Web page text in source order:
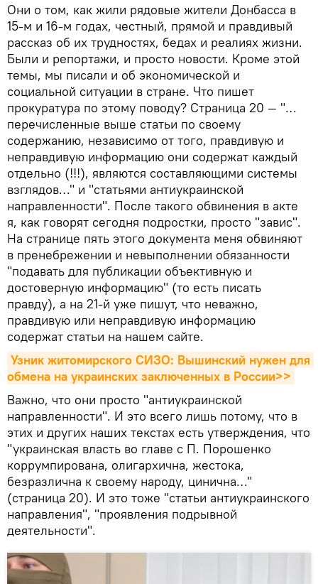
Они о том, как жили рядовые жители Донбасса в
15-м и 16-м годах, честный, прямой и правдивый
рассказ об их трудностях, бедах и реалиях жизни.
Были и репортажи, и просто новости. Кроме этой
темы, мы писали и об экономической и
социальной ситуации в стране. Что пишет
прокуратура по этому поводу? Страница 20 — "…
перечисленные выше статьи по своему
содержанию, независимо от того, правдивую и
неправдивую информацию они содержат каждый
отдельно (!!!), являются составляющими системы
взглядов…" и "статьями антиукраинской
направленности". После такого обвинения в акте
я, как говорят сегодня подростки, просто "завис".
На странице пять этого документа меня обвиняют
в пренебрежении и невыполнении обязанности
"подавать для публикации объективную и
достоверную информацию" (то есть писать
правду), а на 21-й уже пишут, что неважно,
правдивую или неправдивую информацию
содержат статьи на нашем сайте.
Узник житомирского СИЗО: Вышинский нужен для
обмена на украинских заключенных в России>>
Важно, что они просто "антиукраинской
направленности". И это всего лишь потому, что в
этих и других наших текстах есть утверждения, что
"украинская власть во главе с П. Порошенко
коррумпирована, олигархична, жестока,
безразлична к своему народу, цинична…"
(страница 20). И это тоже "статьи антиукраинского
направления", "проявления подрывной
деятельности".